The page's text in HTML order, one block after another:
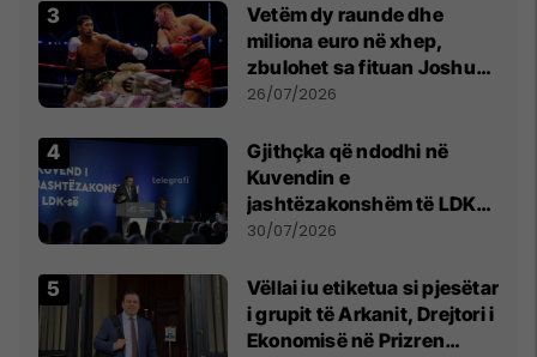
Vetëm dy raunde dhe
miliona euro në xhep,
zbulohet sa fituan Joshua
e Prenga
26/07/2026
Gjithçka që ndodhi në
Kuvendin e
jashtëzakonshëm të LDK-
së
30/07/2026
Vëllai iu etiketua si pjesëtar
i grupit të Arkanit, Drejtori i
Ekonomisë në Prizren